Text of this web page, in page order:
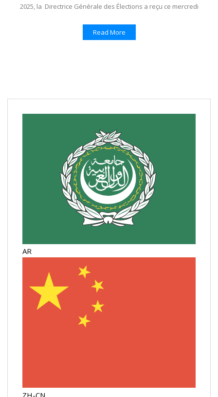
2025, la Directrice Générale des Élections a reçu ce mercredi
Read More
AR
ZH-CN